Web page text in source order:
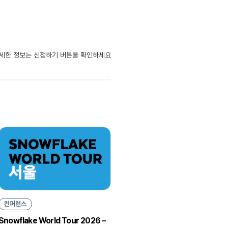
정보는 신청하기 버튼을 확인하세요
컨퍼런스
World Tour 2026 –